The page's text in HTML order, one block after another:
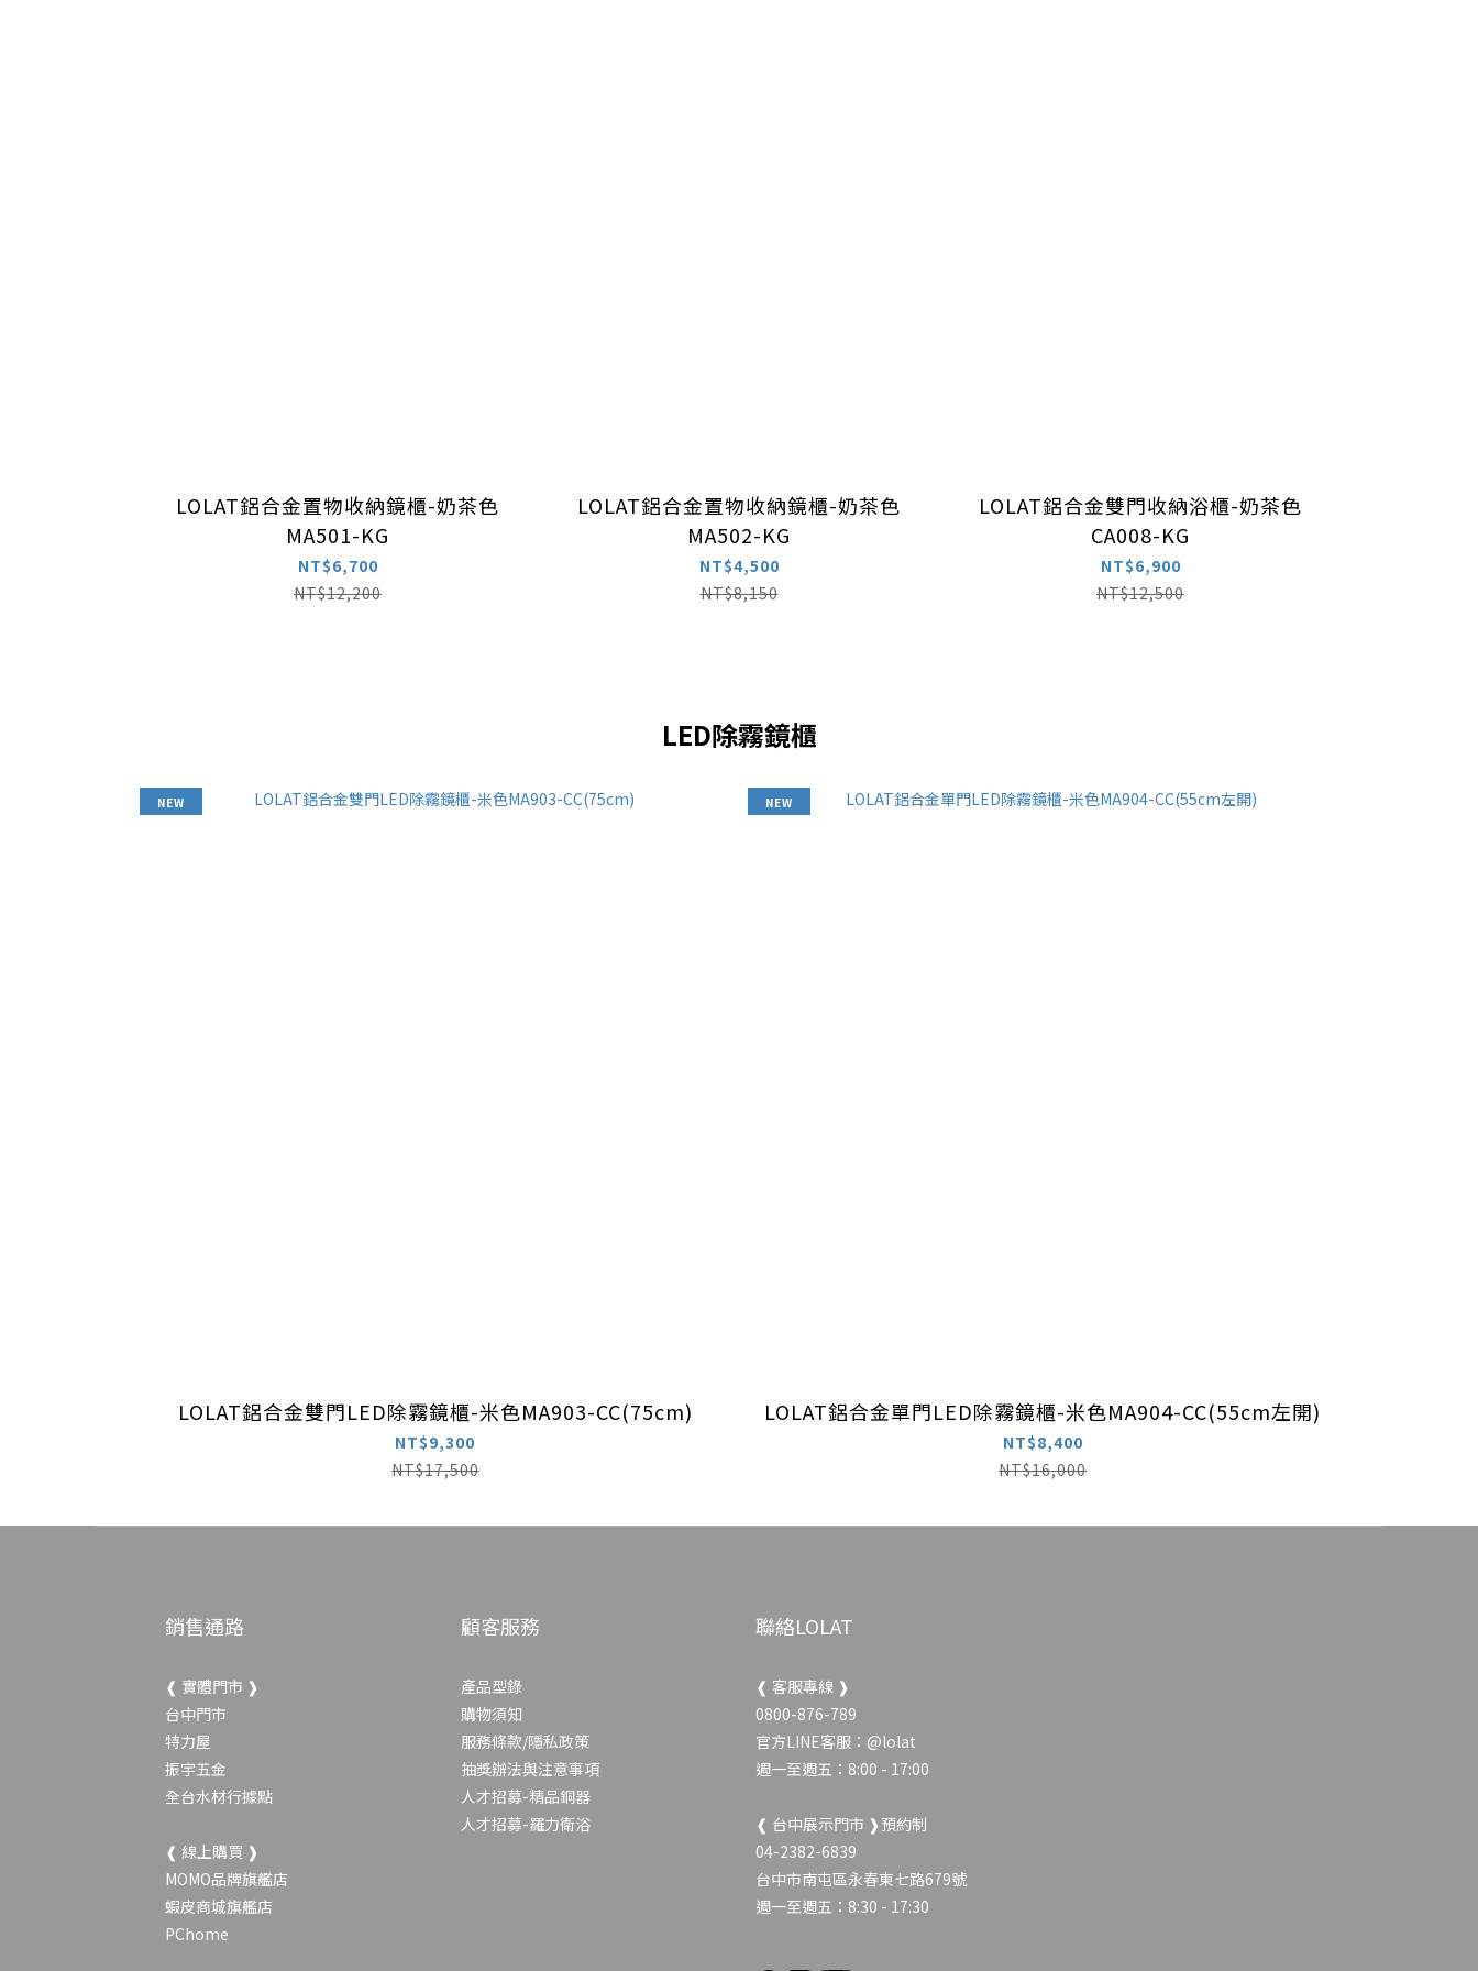
LOLAT鋁合金置物收納鏡櫃-奶茶色
MA501-KG
NT$6,700
NT$12,200
LOLAT鋁合金置物收納鏡櫃-奶茶色
MA502-KG
NT$4,500
NT$8,150
LOLAT鋁合金雙門收納浴櫃-奶茶色
CA008-KG
NT$6,900
NT$12,500
――― LED除霧鏡櫃 ―――
NEW
LOLAT鋁合金雙門LED除霧鏡櫃-米色MA903-CC(75cm)
NT$9,300
NT$17,500
NEW
LOLAT鋁合金單門LED除霧鏡櫃-米色MA904-CC(55cm左開)
NT$8,400
NT$16,000
銷售通路
❰ 實體門市 ❱
台中門市
特力屋
振宇五金
全台水材行據點
❰ 線上購買 ❱
MOMO品牌旗艦店
蝦皮商城旗艦店
PChome
顧客服務
產品型錄
購物須知
服務條款/隱私政策
抽獎辦法與注意事項
人才招募-精品銅器
人才招募-羅力衛浴
聯絡LOLAT
❰ 客服專線 ❱
0800-876-789
官方LINE客服： @lolat
週一至週五：8:00 - 17:00
❰ 台中展示門市 ❱預約制
04-2382-6839
台中市南屯區永春東七路679號
週一至週五：8:30 - 17:30